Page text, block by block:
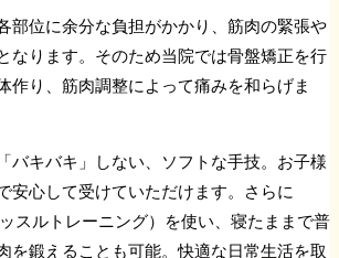
打撲（打ち身）
マッサージ
むくみ
部位に余分な負担がかかり、筋肉の緊張や
なります。そのため当院では骨盤矯正を行
作り、筋肉調整によって痛みを和らげま
バキバキ」しない、ソフトな手技。お子様
安心して受けていただけます。さらに
スルトレーニング）を使い、寝たままで普
を鍛えることも可能。快適な日常生活を取